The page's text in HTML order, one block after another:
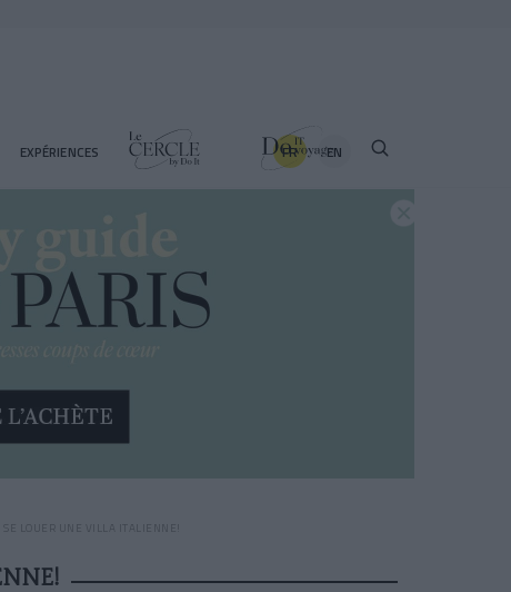
EXPÉRIENCES FR EN
SE LOUER UNE VILLA ITALIENNE!